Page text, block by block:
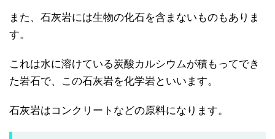
また、石灰岩には生物の化石を含まないものもありま
す。
これは水に溶けている炭酸カルシウムが積もってでき
た岩石で、この石灰岩を化学岩といいます。
石灰岩はコンクリートなどの原料になります。